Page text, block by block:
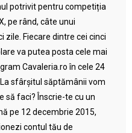
potrivit pentru competiția
pe rând, câte unui
zile. Fiecare dintre cei cinci
va putea posta cele mai
Cavaleria.ro în cele 24
sfârșitul săptămânii vom
să faci? Înscrie-te cu un
pe 12 decembrie 2015,
contul tău de